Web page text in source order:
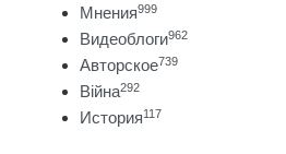
Мнения999
Видеоблоги962
Авторское739
Війна292
История117